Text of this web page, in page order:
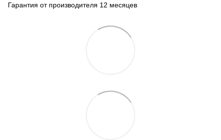
Гарантия от производителя 12 месяцев